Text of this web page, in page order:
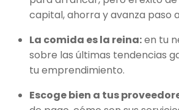
capital, ahorra y avanza paso
La comida es la reina:en tu
sobre las últimas tendencias
tu emprendimiento.
Escoge bien a tus